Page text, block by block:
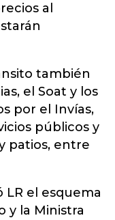
al
también
el Soat y los
por el Invías,
públicos y
patios, entre
el esquema
y la Ministra